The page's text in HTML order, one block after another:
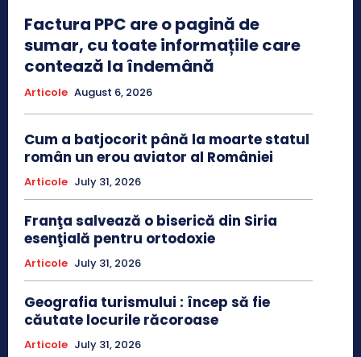
Factura PPC are o pagină de
sumar, cu toate informațiile care
contează la îndemână
Articole August 6, 2026
Cum a batjocorit până la moarte statul
român un erou aviator al României
Articole July 31, 2026
Franţa salvează o biserică din Siria
esenţială pentru ortodoxie
Articole July 31, 2026
Geografia turismului : încep să fie
căutate locurile răcoroase
Articole July 31, 2026